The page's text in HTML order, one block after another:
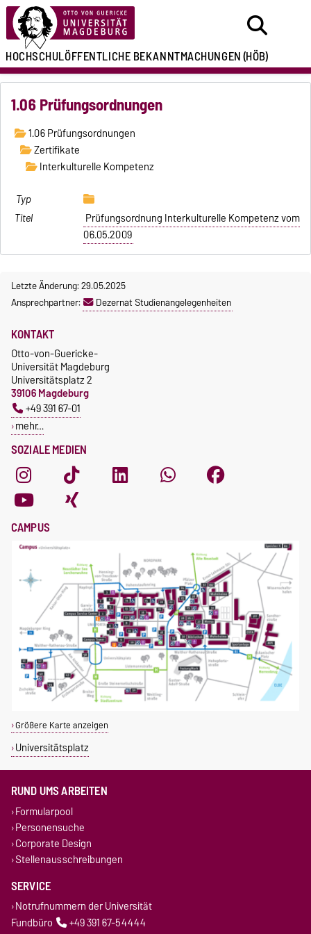
HOCHSCHULÖFFENTLICHEBEKANNTMACHUNGEN(HÖB)
1.06 Prüfungsordnungen
1.06 Prüfungsordnungen
Zertifikate
Interkulturelle Kompetenz
Prüfungsordnung Interkulturelle Kompetenz vom
06.05.2009
Letzte Änderung: 29.05.2025
Ansprechpartner:
Dezernat Studienangelegenheiten
SOZIALE MEDIEN
KONTAKT
Otto-von-Guericke-
Universität Magdeburg
Universitätsplatz 2
39106 Magdeburg
+49 391 67-01
mehr…
CAMPUS
Größere Karte anzeigen
Universitätsplatz
RUND UMS ARBEITEN
Formularpool
Personensuche
Corporate Design
Stellenausschreibungen
SERVICE
Notrufnummern der Universität
Fundbüro
+49 391 67-54444